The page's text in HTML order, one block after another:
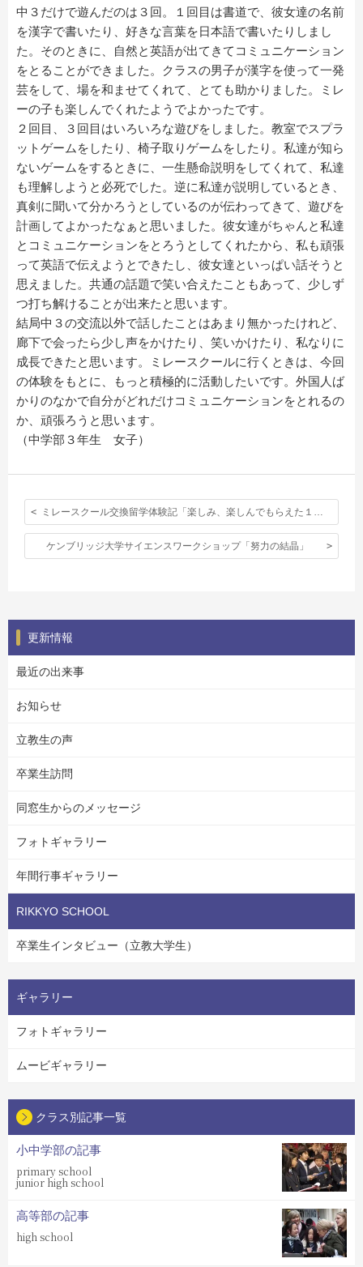
中３だけで遊んだのは３回。１回目は書道で、彼女達の名前
を漢字で書いたり、好きな言葉を日本語で書いたりしまし
た。そのときに、自然と英語が出てきてコミュニケーション
をとることができました。クラスの男子が漢字を使って一発
芸をして、場を和ませてくれて、とても助かりました。ミレ
ーの子も楽しんでくれたようでよかったです。
２回目、３回目はいろいろな遊びをしました。教室でスプラ
ットゲームをしたり、椅子取りゲームをしたり。私達が知ら
ないゲームをするときに、一生懸命説明をしてくれて、私達
も理解しようと必死でした。逆に私達が説明しているとき、
真剣に聞いて分かろうとしているのが伝わってきて、遊びを
計画してよかったなぁと思いました。彼女達がちゃんと私達
とコミュニケーションをとろうとしてくれたから、私も頑張
って英語で伝えようとできたし、彼女達といっぱい話そうと
思えました。共通の話題で笑い合えたこともあって、少しず
つ打ち解けることが出来たと思います。
結局中３の交流以外で話したことはあまり無かったけれど、
廊下で会ったら少し声をかけたり、笑いかけたり、私なりに
成長できたと思います。ミレースクールに行くときは、今回
の体験をもとに、もっと積極的に活動したいです。外国人ば
かりのなかで自分がどれだけコミュニケーションをとれるの
か、頑張ろうと思います。
（中学部３年生 女子）
ケンブリッジ大学サイエンスワークショップ「努力の結晶」
更新情報
最近の出来事
お知らせ
立教生の声
卒業生訪問
同窓生からのメッセージ
フォトギャラリー
年間行事ギャラリー
RIKKYO SCHOOL
卒業生インタビュー（立教大学生）
ギャラリー
フォトギャラリー
ムービギャラリー
クラス別記事一覧
小中学部の記事
primary school
junior high school
高等部の記事
high school